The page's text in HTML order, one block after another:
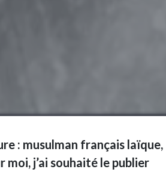
: musulman français laïque,
moi, j’ai souhaité le publier